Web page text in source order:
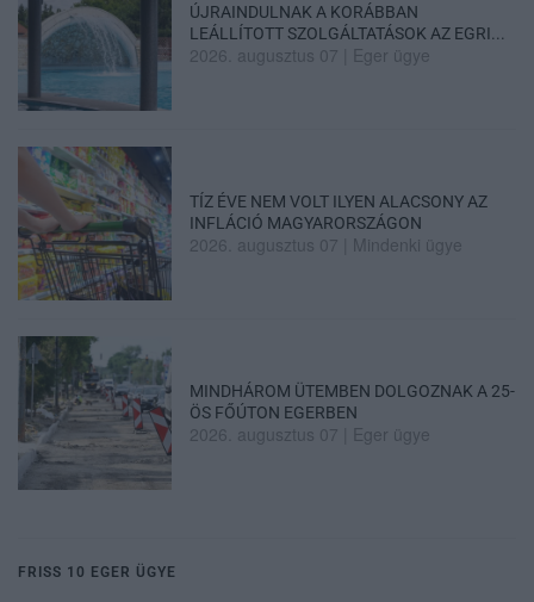
ÚJRAINDULNAK A KORÁBBAN
LEÁLLÍTOTT SZOLGÁLTATÁSOK AZ EGRI...
2026. augusztus 07 Eger ügye
TÍZ ÉVE NEM VOLT ILYEN ALACSONY AZ
INFLÁCIÓ MAGYARORSZÁGON
2026. augusztus 07 Mindenki ügye
MINDHÁROM ÜTEMBEN DOLGOZNAK A 25-
ÖS FŐÚTON EGERBEN
2026. augusztus 07 Eger ügye
FRISS 10 EGER ÜGYE